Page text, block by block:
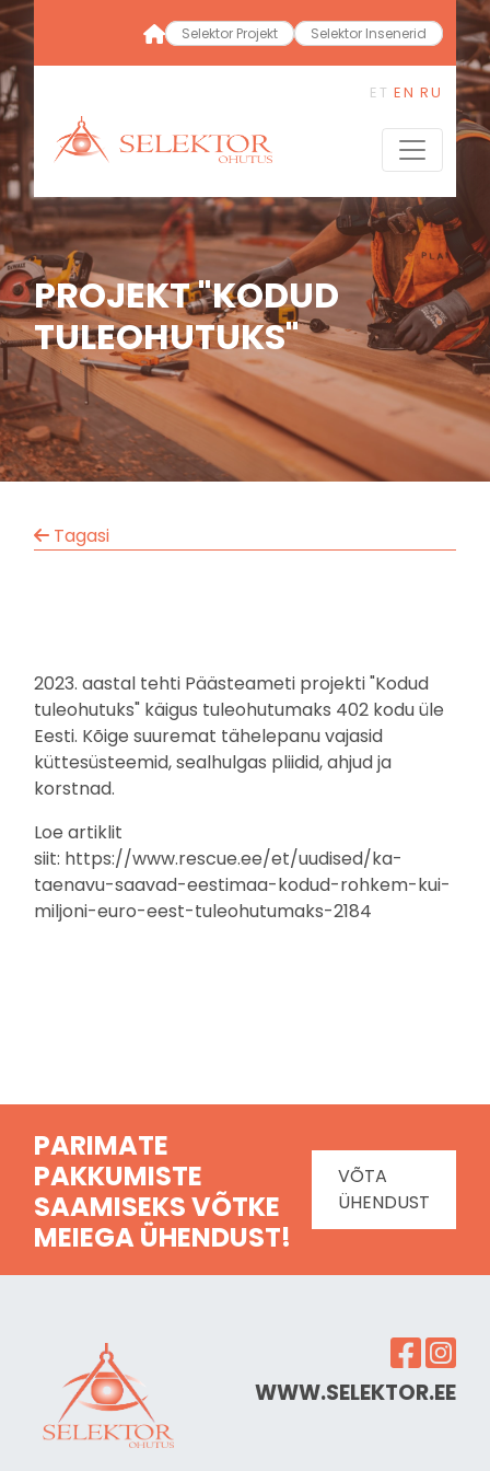
Selektor Projekt Selektor Insenerid
ET EN RU
PROJEKT "KODUD
TULEOHUTUKS"
Tagasi
2023. aastal tehti Päästeameti projekti "Kodud
tuleohutuks" käigus tuleohutumaks 402 kodu üle
Eesti. Kõige suuremat tähelepanu vajasid
küttesüsteemid, sealhulgas pliidid, ahjud ja
korstnad.
Loe artiklit
siit: https://www.rescue.ee/et/uudised/ka-
taenavu-saavad-eestimaa-kodud-rohkem-kui-
miljoni-euro-eest-tuleohutumaks-2184
PARIMATE
PAKKUMISTE
SAAMISEKS VÕTKE
MEIEGA ÜHENDUST!
VÕTA
ÜHENDUST
WWW.SELEKTOR.EE